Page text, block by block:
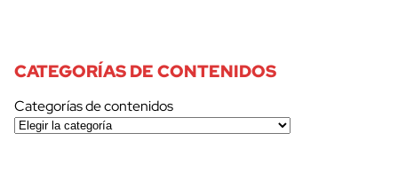
CATEGORÍAS DE CONTENIDOS
Categorías de contenidos